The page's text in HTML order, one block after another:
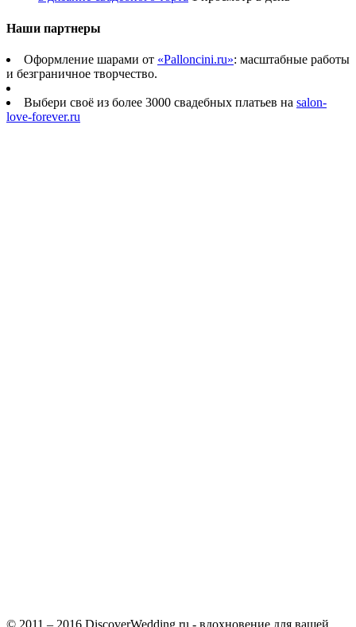
Наши партнеры
Оформление шарами от «Palloncini.ru»: масштабные работы
и безграничное творчество.
Выбери своё из более 3000 свадебных платьев на salon-
love-forever.ru
© 2011 – 2016 DiscoverWedding.ru - вдохновение для вашей